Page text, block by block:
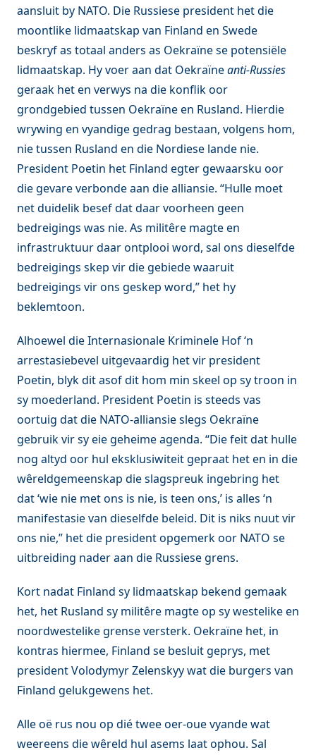
aansluit by NATO. Die Russiese president het die
moontlike lidmaatskap van Finland en Swede
beskryf as totaal anders as Oekraïne se potensiële
lidmaatskap. Hy voer aan dat Oekraïneanti-Russies
geraak het en verwys na die konflik oor
grondgebied tussen Oekraïne en Rusland. Hierdie
wrywing en vyandige gedrag bestaan, volgens hom,
nie tussen Rusland en die Nordiese lande nie.
President Poetin het Finland egter gewaarsku oor
die gevare verbonde aan die alliansie. “Hulle moet
net duidelik besef dat daar voorheen geen
bedreigings was nie. As militêre magte en
infrastruktuur daar ontplooi word, sal ons dieselfde
bedreigings skep vir die gebiede waaruit
bedreigings vir ons geskep word,” het hy
beklemtoon.
Alhoewel die Internasionale Kriminele Hof ‘n
arrestasiebevel uitgevaardig het vir president
Poetin, blyk dit asof dit hom min skeel op sy troon in
sy moederland. President Poetin is steeds vas
oortuig dat die NATO-alliansie slegs Oekraïne
gebruik vir sy eie geheime agenda. “Die feit dat hulle
nog altyd oor hul eksklusiwiteit gepraat het en in die
wêreldgemeenskap die slagspreuk ingebring het
dat ‘wie nie met ons is nie, is teen ons,’ is alles ‘n
manifestasie van dieselfde beleid. Dit is niks nuut vir
ons nie,” het die president opgemerk oor NATO se
uitbreiding nader aan die Russiese grens.
Kort nadat Finland sy lidmaatskap bekend gemaak
het, het Rusland sy militêre magte op sy westelike en
noordwestelike grense versterk. Oekraïne het, in
kontras hiermee, Finland se besluit geprys, met
president Volodymyr Zelenskyy wat die burgers van
Finland gelukgewens het.
Alle oë rus nou op dié twee oer-oue vyande wat
weereens die wêreld hul asems laat ophou. Sal